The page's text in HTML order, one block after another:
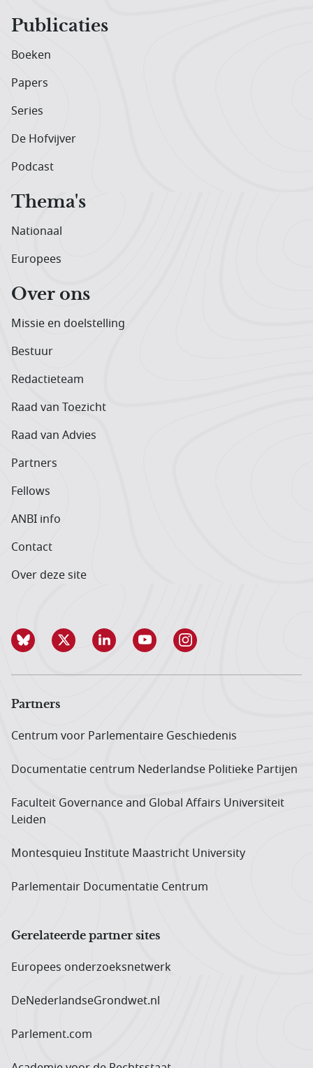
Publicaties
Boeken
Papers
Series
De Hofvijver
Podcast
Thema's
Nationaal
Europees
Over ons
Missie en doelstelling
Bestuur
Redactieteam
Raad van Toezicht
Raad van Advies
Partners
Fellows
ANBI info
Contact
Over deze site
Partners
Centrum voor Parlementaire Geschiedenis
Documentatie centrum Neder­landse Politieke Partijen
Faculteit Governance and Global Affairs Universiteit
Leiden
Montesquieu Institute Maastricht University
Parlementair Documentatie Centrum
Gerelateerde partner sites
Europees onderzoeks­netwerk
DeNederlandseGrondwet.nl
Parlement.com